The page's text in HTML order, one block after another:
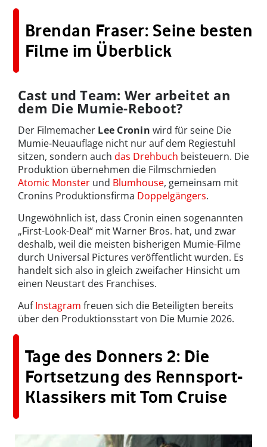
Brendan Fraser: Seine besten
Filme im Überblick
Cast und Team: Wer arbeitet an
dem Die Mumie-Reboot?
Der Filmemacher Lee Cronin wird für seine Die
Mumie-Neuauflage nicht nur auf dem Regiestuhl
sitzen, sondern auch das Drehbuch beisteuern. Die
Produktion übernehmen die Filmschmieden
Atomic Monster und Blumhouse, gemeinsam mit
Cronins Produktionsfirma Doppelgängers.
Ungewöhnlich ist, dass Cronin einen sogenannten
„First-Look-Deal“ mit Warner Bros. hat, und zwar
deshalb, weil die meisten bisherigen Mumie-Filme
durch Universal Pictures veröffentlicht wurden. Es
handelt sich also in gleich zweifacher Hinsicht um
einen Neustart des Franchises.
AufInstagram freuen sich die Beteiligten bereits
über den Produktionsstart von Die Mumie 2026.
Tage des Donners 2: Die
Fortsetzung des Rennsport-
Klassikers mit Tom Cruise